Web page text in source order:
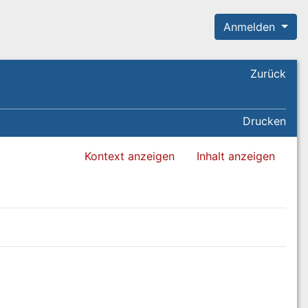
Anmelden
Zurück
Drucken
Kontext anzeigen Inhalt anzeigen